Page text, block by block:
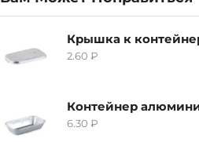
2.60 ₽
Контейнер
6.30 ₽